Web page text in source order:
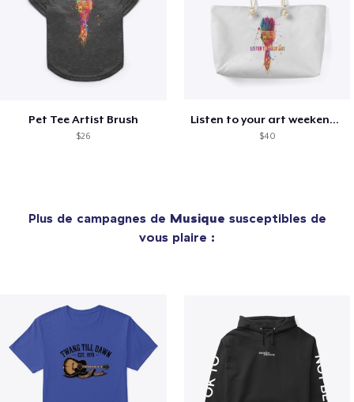
Pet Tee Artist Brush
$26
Listen to your art weekender tote
$40
Plus de campagnes de Musique susceptibles de
vous plaire :